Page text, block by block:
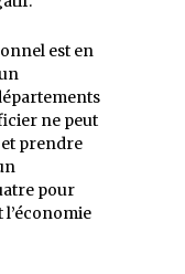
est en
ne peut
et prendre
pour